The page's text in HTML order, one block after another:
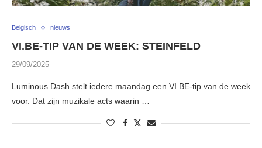
Belgisch nieuws
VI.BE-TIP VAN DE WEEK: STEINFELD
29/09/2025
Luminous Dash stelt iedere maandag een VI.BE-tip van de week
voor. Dat zijn muzikale acts waarin …